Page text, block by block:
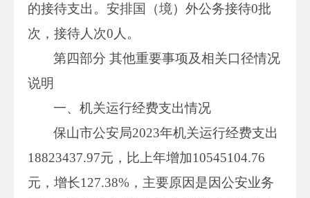
的接待支出。安排国（境）外公务接待0批
次，接待人次0人。
第四部分 其他重要事项及相关口径情况
说明
一、机关运行经费支出情况
保山市公安局2023年机关运行经费支出
18823437.97元，比上年增加10545104.76
元，增长127.38%，主要原因是因公安业务